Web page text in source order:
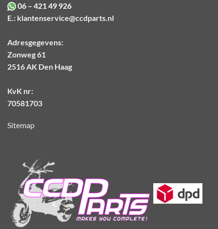
06 – 421 49 926
E.: klantenservice@ccdparts.nl
Adresgegevens:
Zonweg 61
2516 AK Den Haag
KvK nr:
70581703
Sitemap